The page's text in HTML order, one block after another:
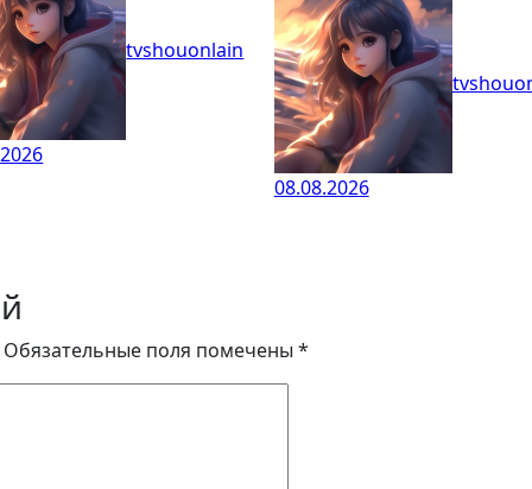
tvshouonlain
08.08.2026
Обязательные поля помечены *